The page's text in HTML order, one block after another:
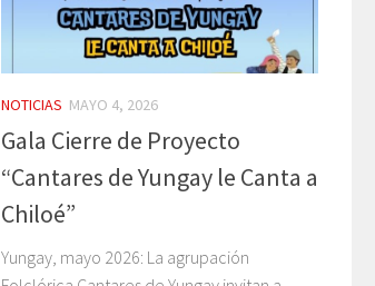
NOTICIAS MAYO 4, 2026
Gala Cierre de Proyecto
“Cantares de Yungay le Canta a
Chiloé”
Yungay, mayo 2026: La agrupación